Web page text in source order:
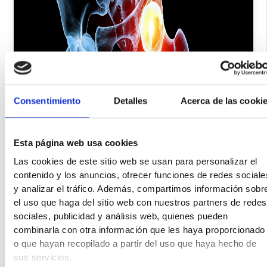
Consentimiento Detalles Acerca de las
Esta página web usa cookies
Las cookies de este sitio web se usan para personalizar el
contenido y los anuncios, ofrecer funciones de redes
y analizar el tráfico. Además, compartimos información
el uso que haga del sitio web con nuestros partners de redes
sociales, publicidad y análisis web, quienes pueden
combinarla con otra información que les haya proporcionado
o que hayan recopilado a partir del uso que haya hecho de
sus servicios.